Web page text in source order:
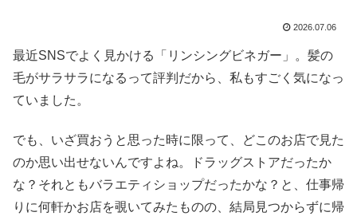
2026.07.06
最近SNSでよく見かける「リンシングビネガー」。髪の
毛がサラサラになるって評判だから、私もすごく気になっ
ていました。
でも、いざ買おうと思った時に限って、どこのお店で見た
のか思い出せないんですよね。ドラッグストアだったか
な？それともバラエティショップだったかな？と、仕事帰
りに何軒かお店を覗いてみたものの、結局見つからずに帰